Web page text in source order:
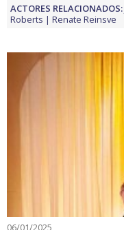
ACTORES RELACIONADOS:
Roberts
Renate Reinsve
06/01/2025